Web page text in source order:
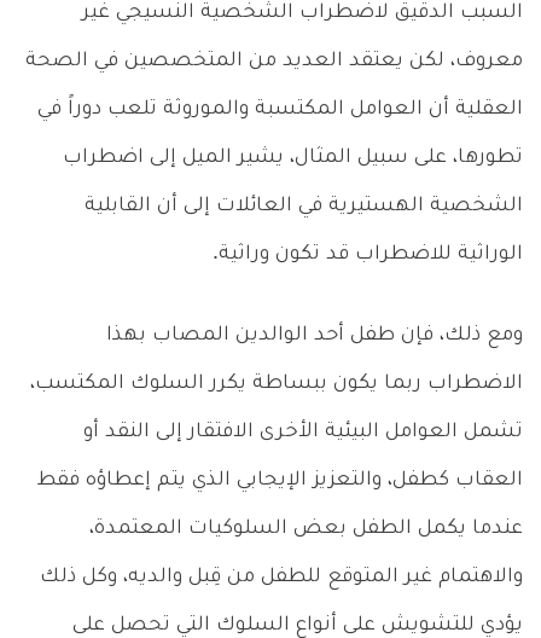
السبب الدقيق لاضطراب الشخصية النسيجي غير
معروف، لكن يعتقد العديد من المتخصصين في الصحة
العقلية أن العوامل المكتسبة والموروثة تلعب دوراً في
تطورها، على سبيل المثال، يشير الميل إلى اضطراب
الشخصية الهستيرية في العائلات إلى أن القابلية
الوراثية للاضطراب قد تكون وراثية.
ومع ذلك، فإن طفل أحد الوالدين المصاب بهذا
الاضطراب ربما يكون ببساطة يكرر السلوك المكتسب،
تشمل العوامل البيئية الأخرى الافتقار إلى النقد أو
العقاب كطفل، والتعزيز الإيجابي الذي يتم إعطاؤه فقط
عندما يكمل الطفل بعض السلوكيات المعتمدة،
والاهتمام غير المتوقع للطفل من قِبل والديه، وكل ذلك
يؤدي للتشويش على أنواع السلوك التي تحصل على